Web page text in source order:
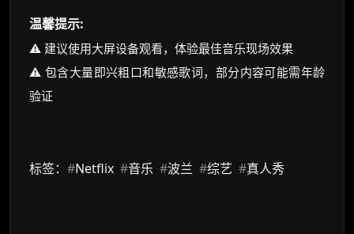
温馨提示:
⚠️ 建议使用大屏设备观看，体验最佳音乐现场效果
⚠️ 包含大量即兴粗口和敏感歌词，部分内容可能需年龄
验证
标签： #Netflix #音乐 #波兰 #综艺 #真人秀